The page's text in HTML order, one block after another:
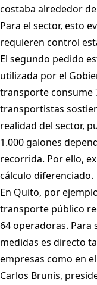
costaba alrededor
Para el sector, esto
requieren control
El segundo pedido
utilizada por el
transporte consume
transportistas
realidad del sector,
1.000 galones
recorrida. Por ello,
cálculo diferenciado.
En Quito, por
transporte público
64 operadoras. Para
medidas es directo
empresas como en
Carlos Brunis,